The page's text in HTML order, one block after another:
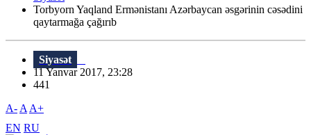
Torbyorn Yaqland Ermənistanı Azərbaycan əsgərinin cəsədini
qaytarmağa çağırıb
Siyasət
11 Yanvar 2017, 23:28
441
A- A A+
EN RU